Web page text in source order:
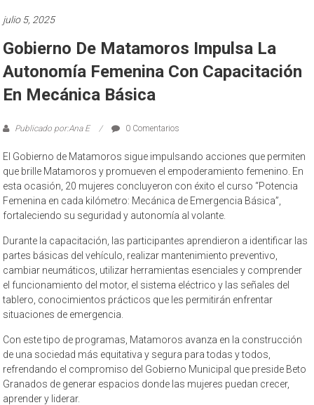
julio 5, 2025
Gobierno De Matamoros Impulsa La
Autonomía Femenina Con Capacitación
En Mecánica Básica
Publicado por:Ana E 0 Comentarios
El Gobierno de Matamoros sigue impulsando acciones que permiten
que brille Matamoros y promueven el empoderamiento femenino. En
esta ocasión, 20 mujeres concluyeron con éxito el curso “Potencia
Femenina en cada kilómetro: Mecánica de Emergencia Básica”,
fortaleciendo su seguridad y autonomía al volante.
Durante la capacitación, las participantes aprendieron a identificar las
partes básicas del vehículo, realizar mantenimiento preventivo,
cambiar neumáticos, utilizar herramientas esenciales y comprender
el funcionamiento del motor, el sistema eléctrico y las señales del
tablero, conocimientos prácticos que les permitirán enfrentar
situaciones de emergencia.
Con este tipo de programas, Matamoros avanza en la construcción
de una sociedad más equitativa y segura para todas y todos,
refrendando el compromiso del Gobierno Municipal que preside Beto
Granados de generar espacios donde las mujeres puedan crecer,
aprender y liderar.